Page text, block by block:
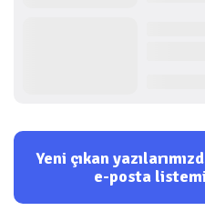
Yeni çıkan
e-posta